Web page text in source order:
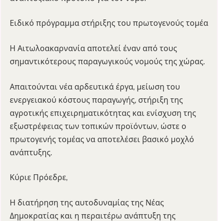
Ειδικό πρόγραμμα στήριξης του πρωτογενούς τομέα
Η Αιτωλοακαρνανία αποτελεί έναν από τους
σημαντικότερους παραγωγικούς νομούς της χώρας.
Απαιτούνται νέα αρδευτικά έργα, μείωση του
ενεργειακού κόστους παραγωγής, στήριξη της
αγροτικής επιχειρηματικότητας και ενίσχυση της
εξωστρέφειας των τοπικών προϊόντων, ώστε ο
πρωτογενής τομέας να αποτελέσει βασικό μοχλό
ανάπτυξης.
Κύριε Πρόεδρε,
Η διατήρηση της αυτοδυναμίας της Νέας
Δημοκρατίας και η περαιτέρω ανάπτυξη της